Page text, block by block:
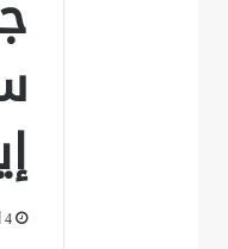
4 أبريل، 2026